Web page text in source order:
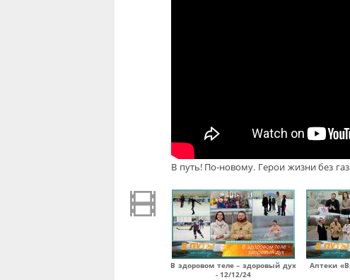
В путь! По-новому. Герои жизни без
В здоровом теле – здоровый дух
- 12/12/24
Аптеки